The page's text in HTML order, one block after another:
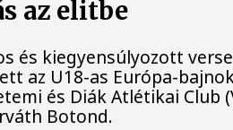
az elitbe
és kiegyensúlyozott
az U18-as Európa-
és Diák Atlétikai Club
Botond.